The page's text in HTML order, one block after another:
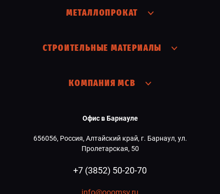
МЕТАЛЛОПРОКАТ
СТРОИТЕЛЬНЫЕ МАТЕРИАЛЫ
КОМПАНИЯ МСВ
Офис в Барнауле
656056, Россия, Алтайский край, г. Барнаул, ул.
Пролетарская, 50
+7 (3852) 50-20-70